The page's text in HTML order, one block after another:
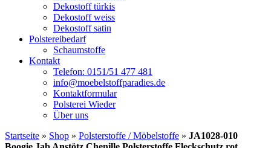
Dekostoff türkis
Dekostoff weiss
Dekostoff satin
Polstereibedarf
Schaumstoffe
Kontakt
Telefon: 0151/51 477 481
info@moebelstoffparadies.de
Kontaktformular
Polsterei Wieder
Über uns
Startseite » Shop » Polsterstoffe / Möbelstoffe » JA1028-010